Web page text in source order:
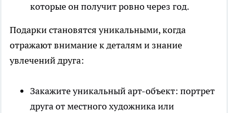
которые он получит ровно через год.
Подарки становятся уникальными, когда
отражают внимание к деталям и знание
увлечений друга:
Закажите уникальный арт-объект: портрет
друга от местного художника или